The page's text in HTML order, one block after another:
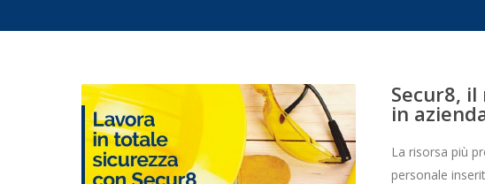
Secur8,
in
La risorsa più
personale